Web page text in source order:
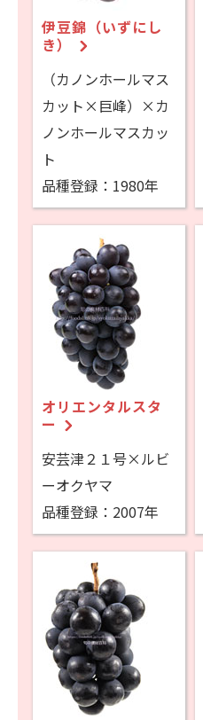
伊豆錦（いずにし
き）
（カノンホールマス
カット×巨峰）×カ
ノンホールマスカッ
ト
品種登録：1980年
オリエンタルスタ
ー
安芸津２１号×ルビ
ーオクヤマ
品種登録：2007年